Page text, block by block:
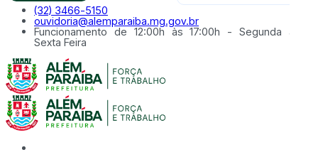
(32) 3466-5150
ouvidoria@alemparaiba.mg.gov.br
Funcionamento de 12:00h às 17:00h - Segunda à
Sexta Feira